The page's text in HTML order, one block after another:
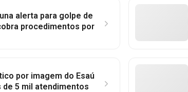
alerta para golpe de
procedimentos por
por imagem do Esaú
5 mil atendimentos